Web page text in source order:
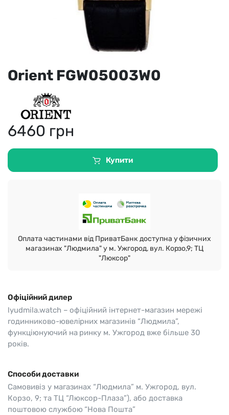
Orient FGW05003W0
6460 грн
Купити
Оплата частинами від ПриватБанк доступна у фізичних
магазинах "Людмила" у м. Ужгород, вул. Корзо,9; ТЦ
"Люксор"
Офіційний дилер
lyudmila.watch – офіційний інтернет-магазин мережі
годинниково-ювелірних магазинів “Людмила”,
функціюнуючий на ринку м. Ужгород вже більше 30
років.
Способи доставки
Самовивіз у магазинах “Людмила” м. Ужгород, вул.
Корзо, 9; та ТЦ “Люксор-Плаза”), або доставка
поштовою службою “Нова Пошта”